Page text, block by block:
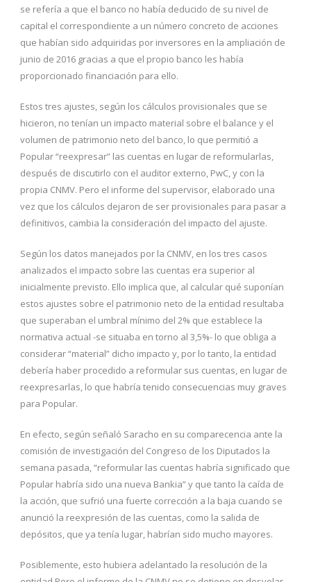
se refería a que el banco no había deducido de su nivel de
capital el correspondiente a un número concreto de acciones
que habían sido adquiridas por inversores en la ampliación de
junio de 2016 gracias a que el propio banco les había
proporcionado financiación para ello.
Estos tres ajustes, según los cálculos provisionales que se
hicieron, no tenían un impacto material sobre el balance y el
volumen de patrimonio neto del banco, lo que permitió a
Popular “reexpresar” las cuentas en lugar de reformularlas,
después de discutirlo con el auditor externo, PwC, y con la
propia CNMV. Pero el informe del supervisor, elaborado una
vez que los cálculos dejaron de ser provisionales para pasar a
definitivos, cambia la consideración del impacto del ajuste.
Según los datos manejados por la CNMV, en los tres casos
analizados el impacto sobre las cuentas era superior al
inicialmente previsto. Ello implica que, al calcular qué suponían
estos ajustes sobre el patrimonio neto de la entidad resultaba
que superaban el umbral mínimo del 2% que establece la
normativa actual -se situaba en torno al 3,5%- lo que obliga a
considerar “material” dicho impacto y, por lo tanto, la entidad
debería haber procedido a reformular sus cuentas, en lugar de
reexpresarlas, lo que habría tenido consecuencias muy graves
para Popular.
En efecto, según señaló Saracho en su comparecencia ante la
comisión de investigación del Congreso de los Diputados la
semana pasada, “reformular las cuentas habría significado que
Popular habría sido una nueva Bankia” y que tanto la caída de
la acción, que sufrió una fuerte corrección a la baja cuando se
anunció la reexpresión de las cuentas, como la salida de
depósitos, que ya tenía lugar, habrían sido mucho mayores.
Posiblemente, esto hubiera adelantado la resolución de la